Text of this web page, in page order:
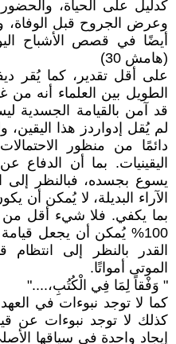
كدليل على الحياة،
وعرض الجروح قبل الوفاة،
أيضًا في قصص الأشباح
(هامش 30)
على أقل تقدير، كما يُقر
الطويل بين العلماء أنه من
لم يُقل إدواردز هذا اليقين،
دائمًا من منظور
اليقينيات. بما أن الدفاع
يسوع بجسده، فبالنظر إلى
الآراء البديلة، لا يُمكن أن
بما يكفي. فلا شيء أقل من
100% يُمكن أن يجعل
القدر بالنظر إلى
الموتى أمواتًا.
" وَفْقاً لِمَا فِي الْكُتُبِ،...."
كما لا توجد نبوءات في
كذلك لا توجد نبوءات عن
إيجاد واحدة في سياقها